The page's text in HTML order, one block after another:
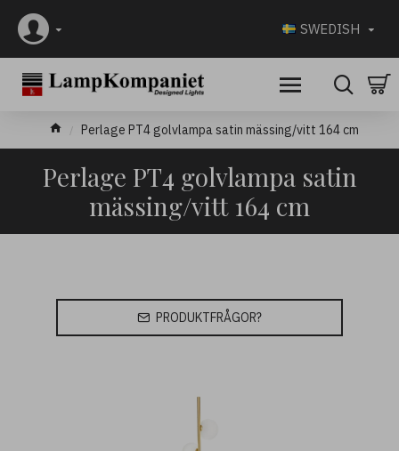
SWEDISH
Perlage PT4 golvlampa satin mässing/vitt 164 cm
Perlage PT4 golvlampa satin
mässing/vitt 164 cm
PRODUKTFRÅGOR?